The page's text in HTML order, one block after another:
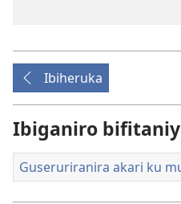
Ibiheruka
Ibiganiro
Guseruriranira akari ku